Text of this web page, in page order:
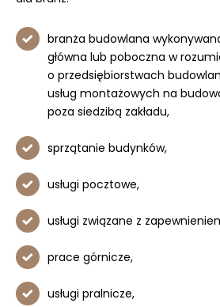
branża budowlana
główna lub poboczna w
o przedsiębiorstwach
usług montażowych na
poza siedzibą zakładu,
sprzątanie budynków,
usługi pocztowe,
usługi związane z
prace górnicze,
usługi pralnicze,